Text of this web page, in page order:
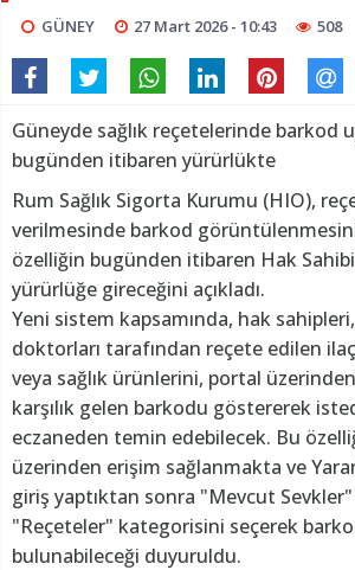
GÜNEY 27 Mart 2026 - 10:43 508
Güneyde sağlık reçetelerinde barkod
bugünden itibaren yürürlükte
Rum Sağlık Sigorta Kurumu (HIO),
verilmesinde barkod
özelliğin bugünden itibaren Hak
yürürlüğe gireceğini açıkladı.
Yeni sistem kapsamında, hak
doktorları tarafından reçete edilen
veya sağlık ürünlerini, portal
karşılık gelen barkodu göstererek
eczaneden temin edebilecek. Bu
üzerinden erişim sağlanmakta ve
giriş yaptıktan sonra "Mevcut Sevkler"
"Reçeteler" kategorisini seçerek
bulunabileceği duyuruldu.